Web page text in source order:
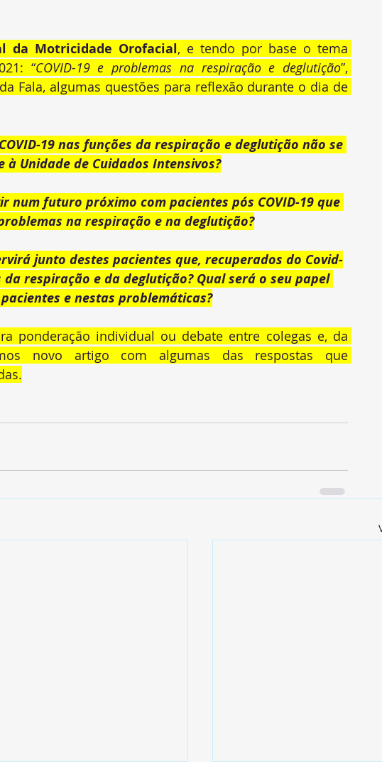
da Motricidade Orofacial, e tendo por base o tema
“COVID-19 e problemas na respiração e deglutição”,
Fala, algumas questões para reflexão durante o dia de
19 nas funções da respiração e deglutição não se
à Unidade de Cuidados Intensivos?
num futuro próximo com pacientes pós COVID-19 que
na respiração e na deglutição?
junto destes pacientes que, recuperados do Covid-
respiração e da deglutição? Qual será o seu papel
e nestas problemáticas?
ponderação individual ou debate entre colegas e, da
novo artigo com algumas das respostas que